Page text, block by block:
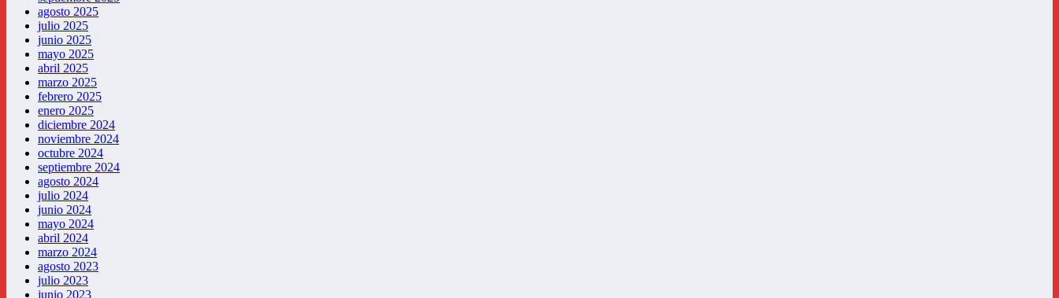
agosto 2025
julio 2025
junio 2025
mayo 2025
abril 2025
marzo 2025
febrero 2025
enero 2025
diciembre 2024
noviembre 2024
octubre 2024
septiembre 2024
agosto 2024
julio 2024
junio 2024
mayo 2024
abril 2024
marzo 2024
agosto 2023
julio 2023
junio 2023